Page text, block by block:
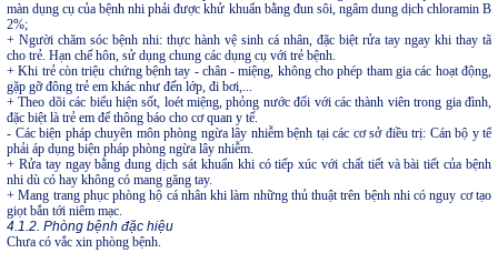
màn dụng cụ của bệnh nhi phải được khử khuẩn bằng đun sôi, ngâm dung dịch chloramin B
2%;
+ Người chăm sóc bệnh nhi: thực hành vệ sinh cá nhân, đặc biệt rửa tay ngay khi thay tã
cho trẻ. Hạn chế hôn, sử dụng chung các dụng cụ với trẻ bệnh.
+ Khi trẻ còn triệu chứng bệnh tay - chân - miệng, không cho phép tham gia các hoạt động,
gặp gỡ đông trẻ em khác như đến lớp, đi bơi,...
+ Theo dõi các biểu hiện sốt, loét miệng, phỏng nước đối với các thành viên trong gia đình,
đặc biệt là trẻ em để thông báo cho cơ quan y tế.
- Các biện pháp chuyên môn phòng ngừa lây nhiễm bệnh tại các cơ sở điều trị: Cán bộ y tế
phải áp dụng biện pháp phòng ngừa lây nhiễm.
+ Rửa tay ngay bằng dung dịch sát khuẩn khi có tiếp xúc với chất tiết và bài tiết của bệnh
nhi dù có hay không có mang găng tay.
+ Mang trang phục phòng hộ cá nhân khi làm những thủ thuật trên bệnh nhi có nguy cơ tạo
giọt bắn tới niêm mạc.
4.1.2. Phòng bệnh đặc hiệu
Chưa có vắc xin phòng bệnh.